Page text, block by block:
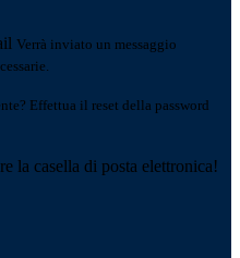
Verrà inviato un messaggio
Effettua il reset della password
la casella di posta elettronica!